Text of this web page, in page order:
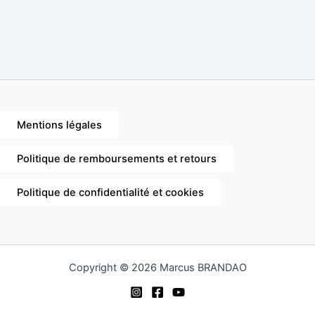
Mentions légales
Politique de remboursements et retours
Politique de confidentialité et cookies
Copyright © 2026 Marcus BRANDAO